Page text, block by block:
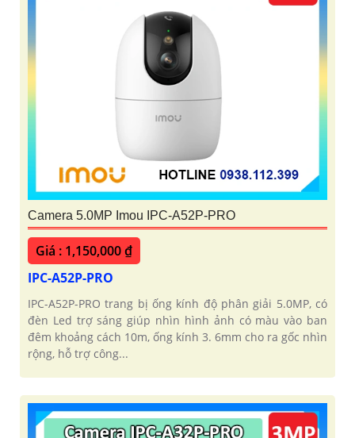
Camera 5.0MP Imou IPC-A52P-PRO
Giá : 1,150,000 ₫
IPC-A52P-PRO
IPC-A52P-PRO trang bị ống kính độ phân giải 5.0MP, có
đèn Led trợ sáng giúp nhìn hình ảnh có màu vào ban
đêm khoảng cách 10m, ống kính 3. 6mm cho ra gốc nhìn
rộng, hỗ trợ công...